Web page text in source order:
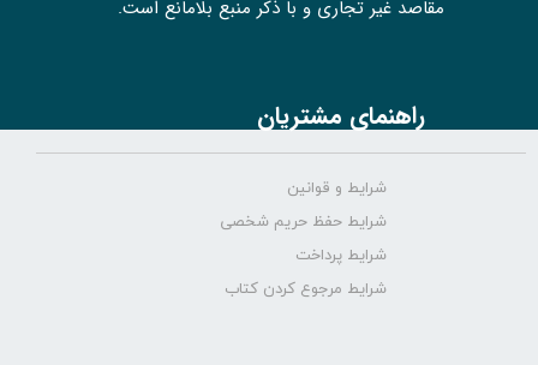
مقاصد غیر تجاری و با ذکر منبع بلامانع است.
راهنمای مشتریان
شرایط و قوانین
شرایط حفظ حریم شخصی
شرایط پرداخت
شرایط مرجوع کردن کتاب